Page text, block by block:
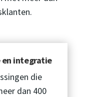
integratie
die
dan 400